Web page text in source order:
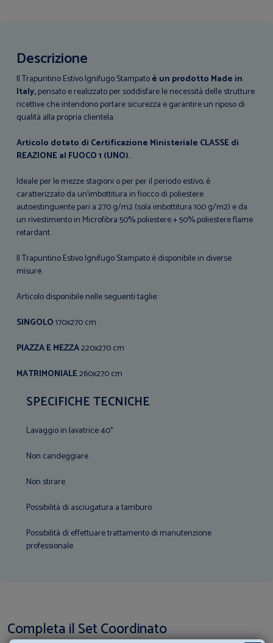
Descrizione
Il Trapuntino Estivo Ignifugo Stampatoè un prodotto Made in
Italy,pensato e realizzato per soddisfare le necessità delle strutture
ricettive che intendono portare sicurezza e garantire un riposo di
qualità alla propria clientela.
Articolo dotato di Certificazione Ministeriale CLASSE di
REAZIONE al FUOCO 1 (UNO).
Ideale per le mezze stagioni o per per il periodo estivo, è
caratterizzato da un'imbottitura in fiocco di poliestere
autoestinguente pari a 270 g/m2 (sola imbottitura 100 g/m2) e da
un rivestimento in Microfibra 50% poliestere + 50% poliestere flame
retardant.
Il Trapuntino Estivo Ignifugo Stampato è disponibile in diverse
misure.
Articolo disponibile nelle seguenti taglie:
SINGOLO170x270 cm
PIAZZA E MEZZA220x270 cm
MATRIMONIALE260x270 cm
SPECIFICHE TECNICHE
Lavaggio in lavatrice 40°
Non candeggiare
Non stirare
Possibilità di asciugatura a tamburo
Possibilità di effettuare trattamento di manutenzione
professionale
Completa il Set Coordinato